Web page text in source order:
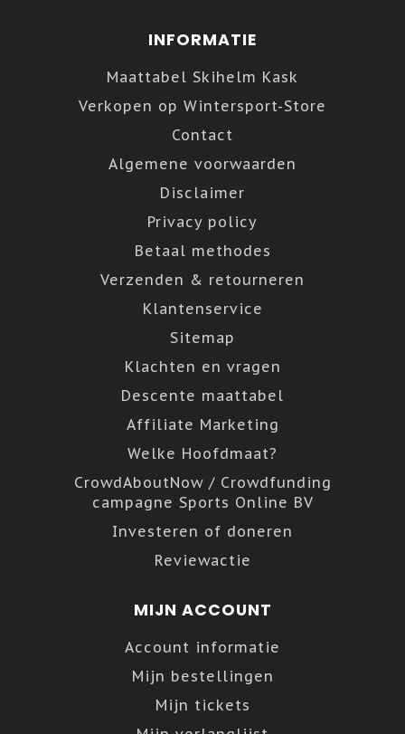
INFORMATIE
Maattabel Skihelm Kask
Verkopen op Wintersport-Store
Contact
Algemene voorwaarden
Disclaimer
Privacy policy
Betaal methodes
Verzenden & retourneren
Klantenservice
Sitemap
Klachten en vragen
Descente maattabel
Affiliate Marketing
Welke Hoofdmaat?
CrowdAboutNow / Crowdfunding
campagne Sports Online BV
Investeren of doneren
Reviewactie
MIJN ACCOUNT
Account informatie
Mijn bestellingen
Mijn tickets